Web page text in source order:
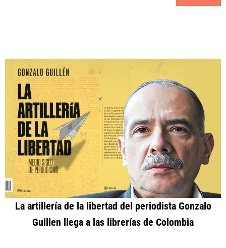
La artillería de la libertad del periodista Gonzalo
Guillen llega a las librerías de Colombia